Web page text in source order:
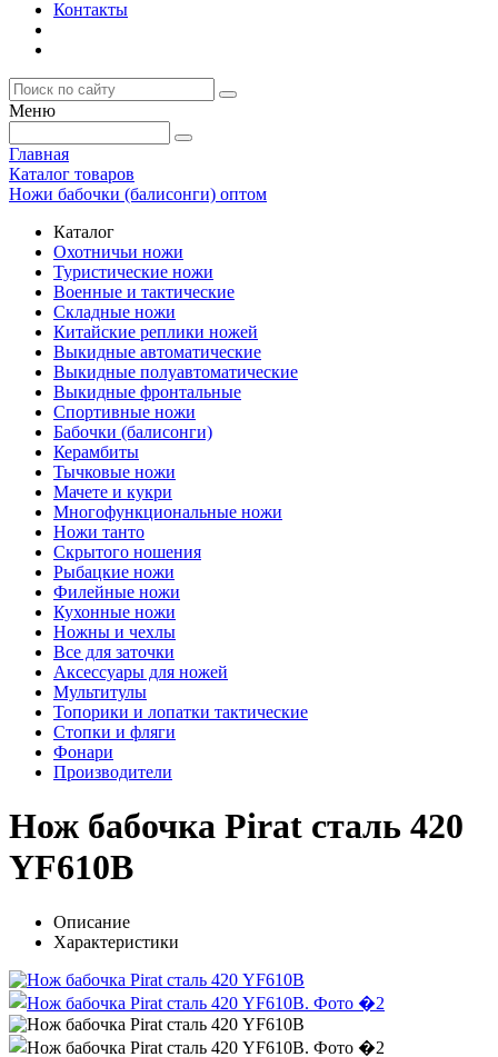
Контакты
Меню
Главная
Каталог товаров
Ножи бабочки (балисонги) оптом
Каталог
Охотничьи ножи
Туристические ножи
Военные и тактические
Складные ножи
Китайские реплики ножей
Выкидные автоматические
Выкидные полуавтоматические
Выкидные фронтальные
Спортивные ножи
Бабочки (балисонги)
Керамбиты
Тычковые ножи
Мачете и кукри
Многофункциональные ножи
Ножи танто
Скрытого ношения
Рыбацкие ножи
Филейные ножи
Кухонные ножи
Ножны и чехлы
Все для заточки
Аксессуары для ножей
Мультитулы
Топорики и лопатки тактические
Стопки и фляги
Фонари
Производители
Нож бабочка Pirat сталь 420
YF610B
Описание
Характеристики